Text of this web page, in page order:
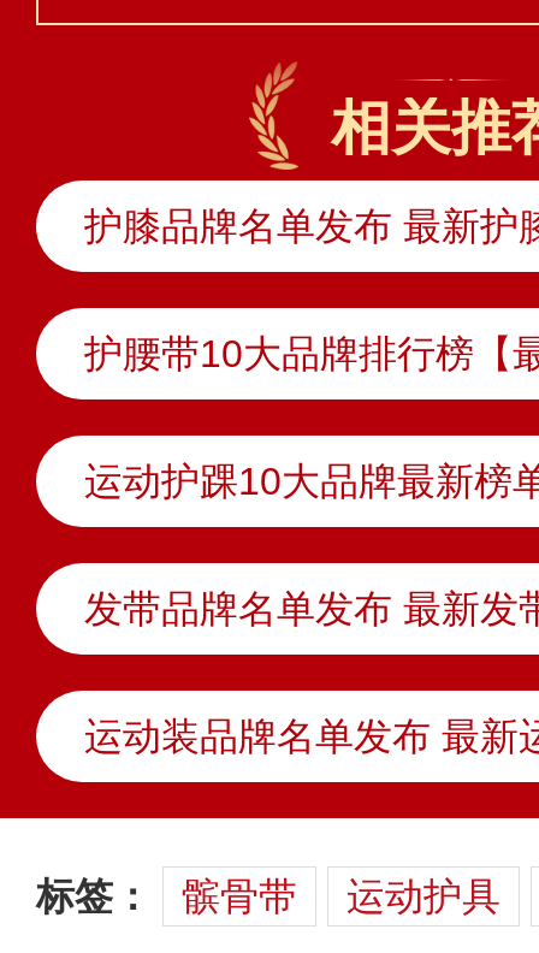
相关推
护膝品牌名单发布 最新护
护腰带10大品牌排行榜【
发带品牌名单发布 最新发
标签： 髌骨带 运动护具